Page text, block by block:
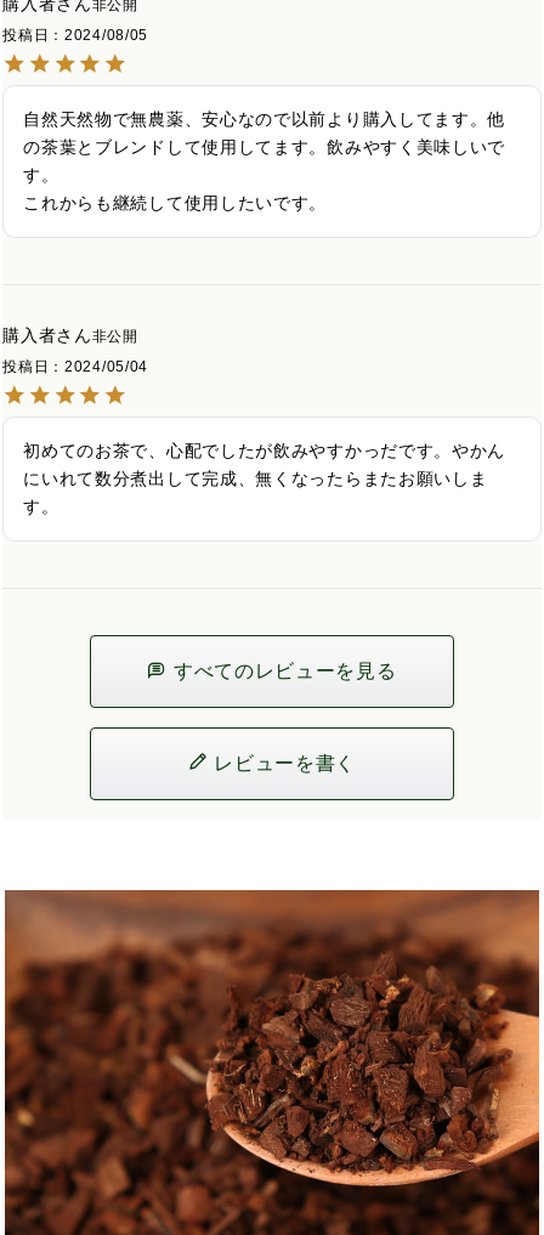
非公開
投稿日
2024/08/05
自然天然物で無農薬、安心なので以前より購入してます。他
の茶葉とブレンドして使用してます。飲みやすく美味しいで
す。
これからも継続して使用したいです。
購入者
非公開
投稿日
2024/05/04
初めてのお茶で、心配でしたが飲みやすかっだです。やかん
にいれて数分煮出して完成、無くなったらまたお願いしま
す。
すべてのレビューを見る
レビューを書く